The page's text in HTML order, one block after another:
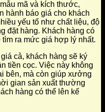
mã và kích thước,
hành báo giá cho khách
yếu tố như chất liệu, độ
đặt hàng. Khách hàng có
ra mức giá hợp lý nhất.
cả, khách hàng sẽ ký
tiền cọc. Việc này không
bên, mà còn giúp xưởng
gian sản xuất thường
hàng có thể lên kế